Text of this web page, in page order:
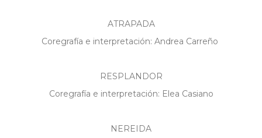
ATRAPADA
Coregrafía e interpretación: Andrea Carreño
RESPLANDOR
Coregrafía e interpretación: Elea Casiano
NEREIDA